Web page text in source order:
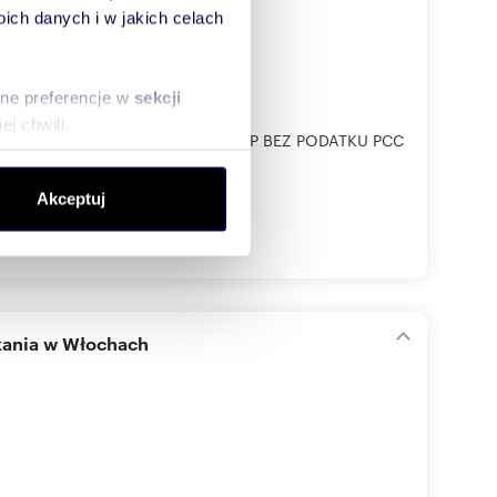
danych i w jakich celach
preferencje w sekcji
chwili.
społecznościowym,
od Ciebie lub
Akceptuj
OD DEWELOPERA ZAKUP BEZ PODATKU PCC
w Włochach